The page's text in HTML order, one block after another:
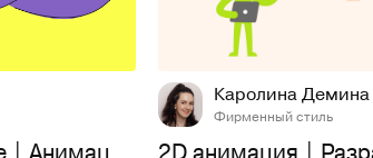
Каролина Демина
Фирменный стиль